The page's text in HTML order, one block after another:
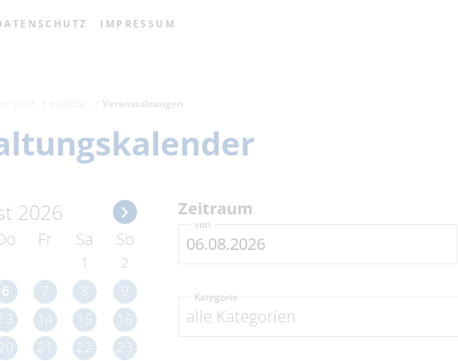
IMPRESSUM
Veranstaltungen
2026
Fr Sa So
1
2
6 7 8
9
13 14 15
16
21 22 23
Zeitraum
von
alle Kategorien
Kategorie